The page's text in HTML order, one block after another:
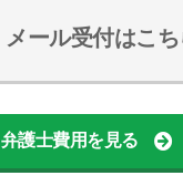
メール受付はこち
弁護士費用を見る